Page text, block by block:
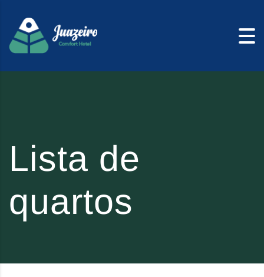
Lista de
quartos